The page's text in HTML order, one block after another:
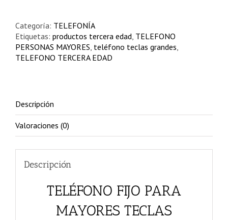
Categoría: TELEFONÍA
Etiquetas: productos tercera edad, TELEFONO
PERSONAS MAYORES, teléfono teclas grandes,
TELEFONO TERCERA EDAD
Descripción
Valoraciones (0)
Descripción
TELÉFONO FIJO PARA
MAYORES TECLAS